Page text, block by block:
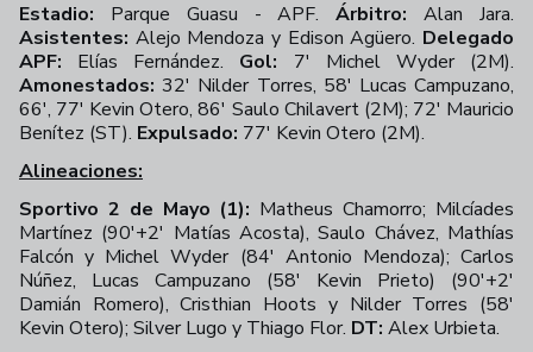
Estadio: Parque Guasu - APF.Árbitro: Alan Jara.
Asistentes: Alejo Mendoza y Edison Agüero. Delegado
APF: Elías Fernández. Gol: 7' Michel Wyder (2M).
Amonestados: 32' Nilder Torres, 58' Lucas Campuzano,
66', 77' Kevin Otero, 86' Saulo Chilavert (2M); 72' Mauricio
Benítez (ST). Expulsado: 77' Kevin Otero (2M).
Alineaciones:
Sportivo 2 de Mayo (1): Matheus Chamorro; Milcíades
Martínez (90'+2' Matías Acosta), Saulo Chávez, Mathías
Falcón y Michel Wyder (84' Antonio Mendoza); Carlos
Núñez, Lucas Campuzano (58' Kevin Prieto) (90'+2'
Damián Romero), Cristhian Hoots y Nilder Torres (58'
Kevin Otero); Silver Lugo y Thiago Flor. DT: Alex Urbieta.